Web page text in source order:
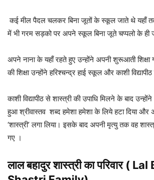
कई मील पैदल चलकर बिना जूतों के स्कूल जाते थे यहाँ तक
में भी गरम सड़को पर अपने स्कूल बिना जूते चप्पलो के ही
अपने नाना के यहाँ रहते हुए उन्होंने अपनी शुरूआती
की शिक्षा उन्होंने हरिश्चन्द्र हाई स्कूल और काशी
काशी विद्यापीठ से शास्त्री की उपाधि मिलने के बाद
हुआ श्रीवास्तव शब्द हमेशा हमेशा के लिये हटा दिया
‘शास्त्री’ लगा लिया। इसके बाद अपनी मृत्यु तक वह
गए ।
लाल बहादुर शास्त्री का परिवार ( Lal